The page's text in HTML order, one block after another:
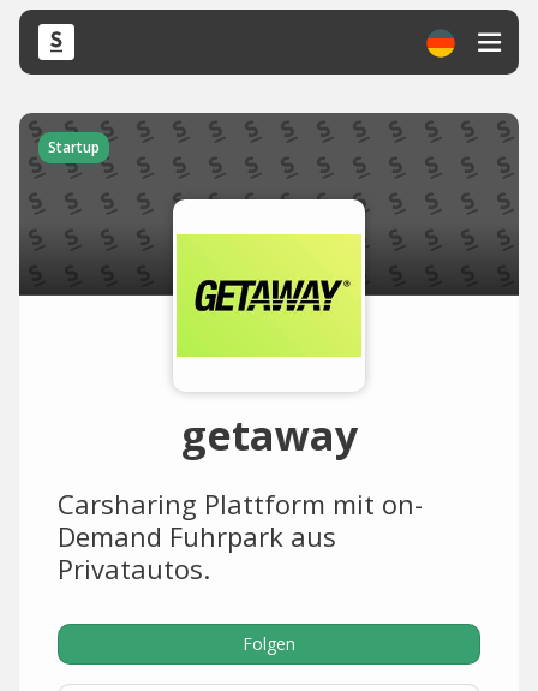
Startup
getaway
Carsharing Plattform mit on-
Demand Fuhrpark aus
Privatautos.
Folgen